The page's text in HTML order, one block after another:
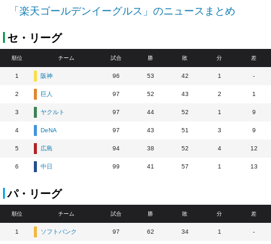
「楽天ゴールデンイーグルス」のニュースまとめ
セ・リーグ
順位 チーム 試合 勝 敗 分 差
1 阪神 96 53 42 1 -
2 巨人 97 52 43 2 1
3 ヤクルト 97 44 52 1 9
4 DeNA 97 43 51 3 9
5 広島 94 38 52 4 12
6 中日 99 41 57 1 13
パ・リーグ
順位 チーム 試合 勝 敗 分 差
1 ソフトバンク 97 62 34 1 -